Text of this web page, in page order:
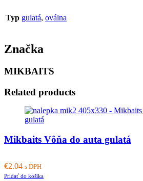
Typ gulatá, oválna
Značka
MIKBAITS
Related products
Mikbaits Vôňa do auta gulatá
€2.04 s DPH
Pridať do košíka